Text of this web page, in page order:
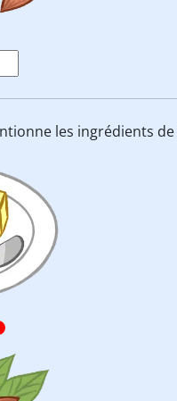
les ingrédients